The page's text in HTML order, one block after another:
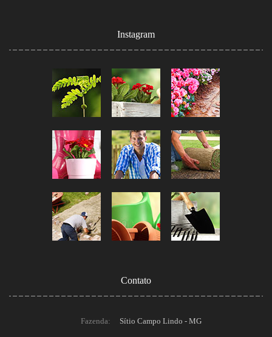
Instagram
Contato
Fazenda: Sítio Campo Lindo - MG